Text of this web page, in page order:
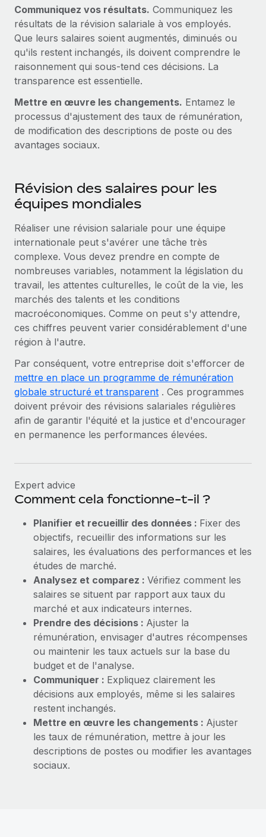
Communiquez vos résultats. Communiquez les
résultats de la révision salariale à vos employés.
Que leurs salaires soient augmentés, diminués ou
qu'ils restent inchangés, ils doivent comprendre le
raisonnement qui sous-tend ces décisions. La
transparence est essentielle.
Mettre en œuvre les changements. Entamez le
processus d'ajustement des taux de rémunération,
de modification des descriptions de poste ou des
avantages sociaux.
Révision des salaires pour les
équipes mondiales
Réaliser une révision salariale pour une équipe
internationale peut s'avérer une tâche très
complexe. Vous devez prendre en compte de
nombreuses variables, notamment la législation du
travail, les attentes culturelles, le coût de la vie, les
marchés des talents et les conditions
macroéconomiques. Comme on peut s'y attendre,
ces chiffres peuvent varier considérablement d'une
région à l'autre.
Par conséquent, votre entreprise doit s'efforcer de
mettre en place un programme de rémunération
globale structuré et transparent . Ces programmes
doivent prévoir des révisions salariales régulières
afin de garantir l'équité et la justice et d'encourager
en permanence les performances élevées.
Expert advice
Comment cela fonctionne-t-il ?
Planifier et recueillir des données : Fixer des
objectifs, recueillir des informations sur les
salaires, les évaluations des performances et les
études de marché.
Analysez et comparez : Vérifiez comment les
salaires se situent par rapport aux taux du
marché et aux indicateurs internes.
Prendre des décisions : Ajuster la
rémunération, envisager d'autres récompenses
ou maintenir les taux actuels sur la base du
budget et de l'analyse.
Communiquer : Expliquez clairement les
décisions aux employés, même si les salaires
restent inchangés.
Mettre en œuvre les changements : Ajuster
les taux de rémunération, mettre à jour les
descriptions de postes ou modifier les avantages
sociaux.